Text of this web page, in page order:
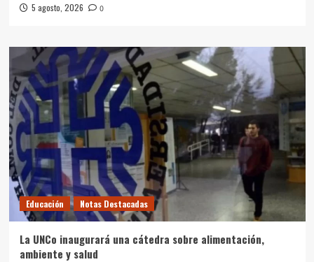
5 agosto, 2026 0
Educación Notas Destacadas
La UNCo inaugurará una cátedra sobre alimentación,
ambiente y salud